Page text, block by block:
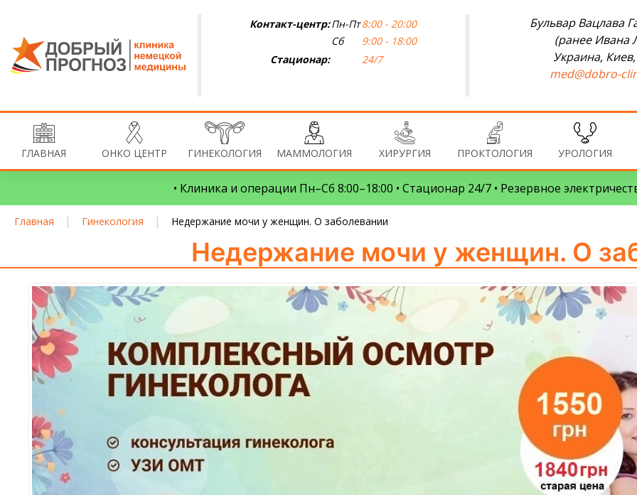
Контакт-центр:Пн-Пт
Сб
8:00 - 20:00
9:00 - 18:00
Стационар:
24/7
Бульвар Вацлава
(ранее Ивана
Украина,
med@dobro-
ГЛАВНАЯ ОНКО ЦЕНТР ГИНЕКОЛОГИЯ МАММОЛОГИЯ ХИРУРГИЯ ПРОКТОЛОГИЯ УРОЛОГИЯ
• Клиника и операции Пн–Сб 8:00–18:00 • Стационар 24/7 • Резервное
Главная | Гинекология | Недержание мочи у женщин. О заболевании
Недержание мочи у женщин. О